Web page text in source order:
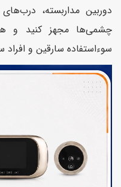
دوربین مداربسته،
چشمی‌ها مجهز کنید و
سوء‌استفاده سارقین و افراد